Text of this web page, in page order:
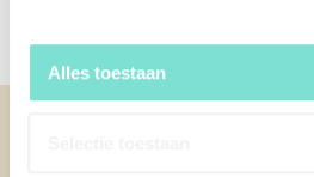
Alles toestaan